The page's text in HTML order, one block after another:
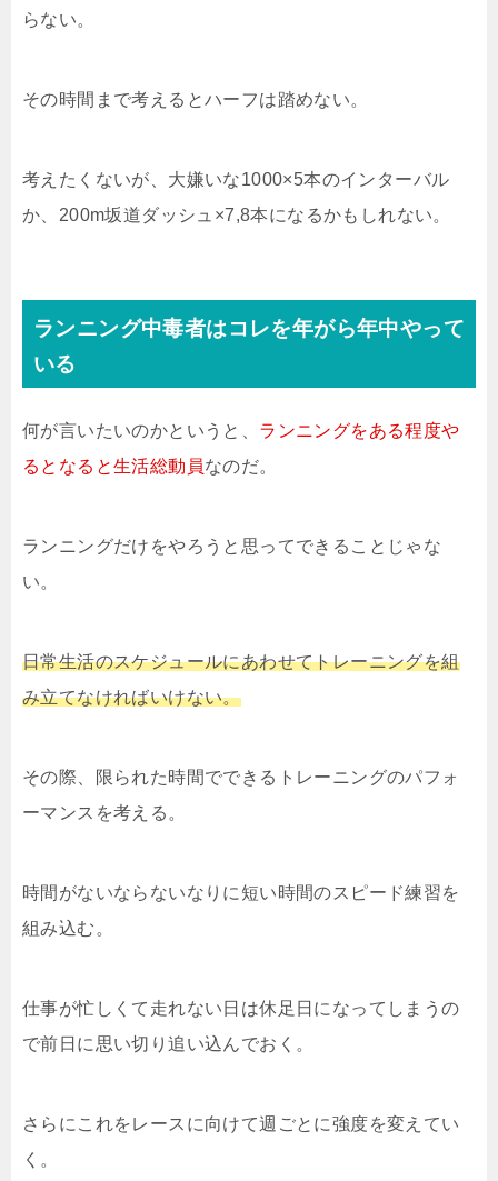
らない。
その時間まで考えるとハーフは踏めない。
考えたくないが、大嫌いな1000×5本のインターバル
か、200m坂道ダッシュ×7,8本になるかもしれない。
ランニング中毒者はコレを年がら年中やって
いる
何が言いたいのかというと、 ランニングをある程度や
るとなると生活総動員なのだ。
ランニングだけをやろうと思ってできることじゃな
い。
日常生活のスケジュールにあわせてトレーニングを組
み立てなければいけない。
その際、限られた時間でできるトレーニングのパフォ
ーマンスを考える。
時間がないならないなりに短い時間のスピード練習を
組み込む。
仕事が忙しくて走れない日は休足日になってしまうの
で前日に思い切り追い込んでおく。
さらにこれをレースに向けて週ごとに強度を変えてい
く。